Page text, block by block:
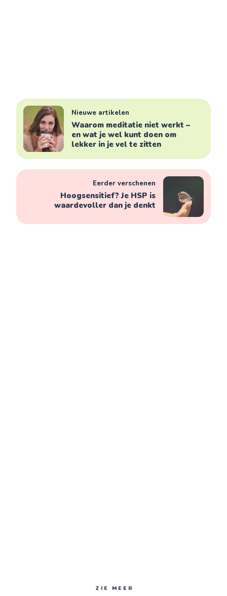
Nieuwe artikelen
Waarom meditatie niet werkt –
en wat je wel kunt doen om
lekker in je vel te zitten
Eerder verschenen
Hoogsensitief? Je HSP is
waardevoller dan je denkt
ZIE MEER